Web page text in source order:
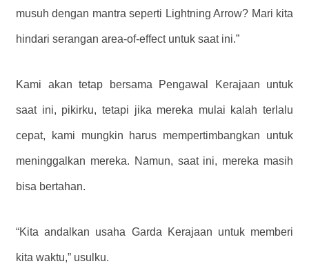
musuh dengan mantra seperti Lightning Arrow? Mari kita
hindari serangan area-of-effect untuk saat ini.”
Kami akan tetap bersama Pengawal Kerajaan untuk
saat ini, pikirku, tetapi jika mereka mulai kalah terlalu
cepat, kami mungkin harus mempertimbangkan untuk
meninggalkan mereka. Namun, saat ini, mereka masih
bisa bertahan.
“Kita andalkan usaha Garda Kerajaan untuk memberi
kita waktu,” usulku.